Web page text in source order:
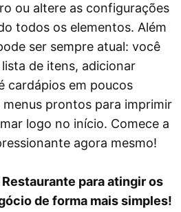
ou altere as configurações
todos os elementos. Além
ser sempre atual: você
de itens, adicionar
cardápios em poucos
menus prontos para imprimir
logo no início. Comece a
agora mesmo!
para atingir os
de forma mais simples!